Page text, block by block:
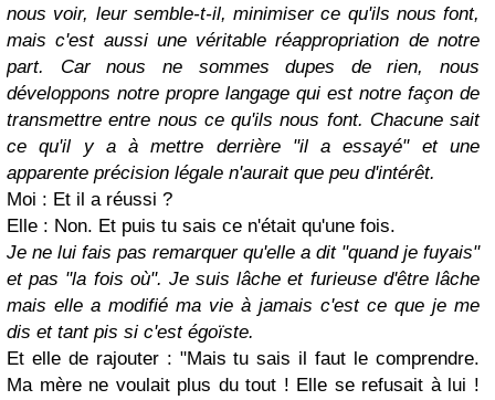
nous voir, leur semble-t-il, minimiser ce qu'ils nous font,
mais c'est aussi une véritable réappropriation de notre
part. Car nous ne sommes dupes de rien, nous
développons notre propre langage qui est notre façon de
transmettre entre nous ce qu'ils nous font. Chacune sait
ce qu'il y a à mettre derrière "il a essayé" et une
apparente précision légale n'aurait que peu d'intérêt.
Moi : Et il a réussi ?
Elle : Non. Et puis tu sais ce n'était qu'une fois.
Je ne lui fais pas remarquer qu'elle a dit "quand je fuyais"
et pas "la fois où". Je suis lâche et furieuse d'être lâche
mais elle a modifié ma vie à jamais c'est ce que je me
dis et tant pis si c'est égoïste.
Et elle de rajouter : "Mais tu sais il faut le comprendre.
Ma mère ne voulait plus du tout ! Elle se refusait à lui !